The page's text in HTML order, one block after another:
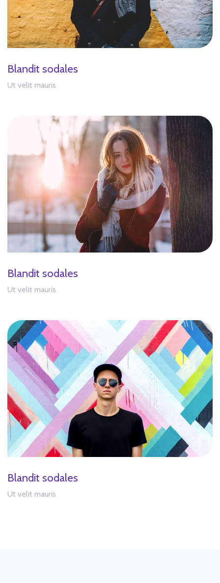
Blandit sodales
Ut velit mauris
Blandit sodales
Ut velit mauris
Blandit sodales
Ut velit mauris